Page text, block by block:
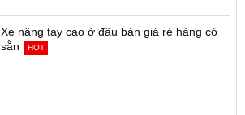
Xe nâng tay cao ở đâu bán giá rẻ hàng có
sẵn
HOT